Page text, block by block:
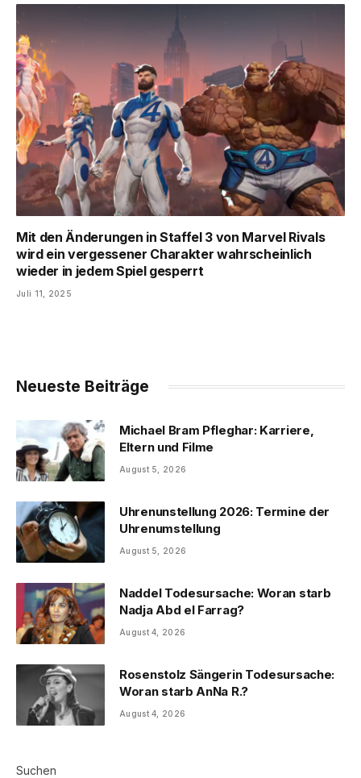
Mit den Änderungen in Staffel 3 von Marvel Rivals
wird ein vergessener Charakter wahrscheinlich
wieder in jedem Spiel gesperrt
Juli 11, 2025
Neueste Beiträge
Michael Bram Pfleghar: Karriere,
Eltern und Filme
August 5, 2026
Uhrenunstellung 2026: Termine der
Uhrenumstellung
August 5, 2026
Naddel Todesursache: Woran starb
Nadja Abd el Farrag?
August 4, 2026
Rosenstolz Sängerin Todesursache:
Woran starb AnNa R.?
August 4, 2026
Suchen